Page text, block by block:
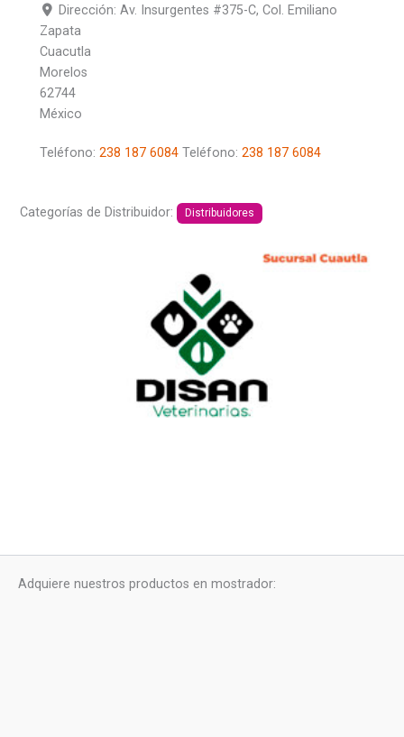
Dirección:Av. Insurgentes #375-C, Col. Emiliano
Zapata
Cuacutla
Morelos
62744
México
Teléfono: 238 187 6084Teléfono: 238 187 6084
Categorías de Distribuidor: Distribuidores
Adquiere nuestros productos en mostrador: